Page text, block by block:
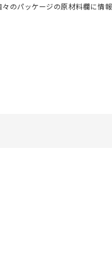
のパッケージの原材料欄に情報